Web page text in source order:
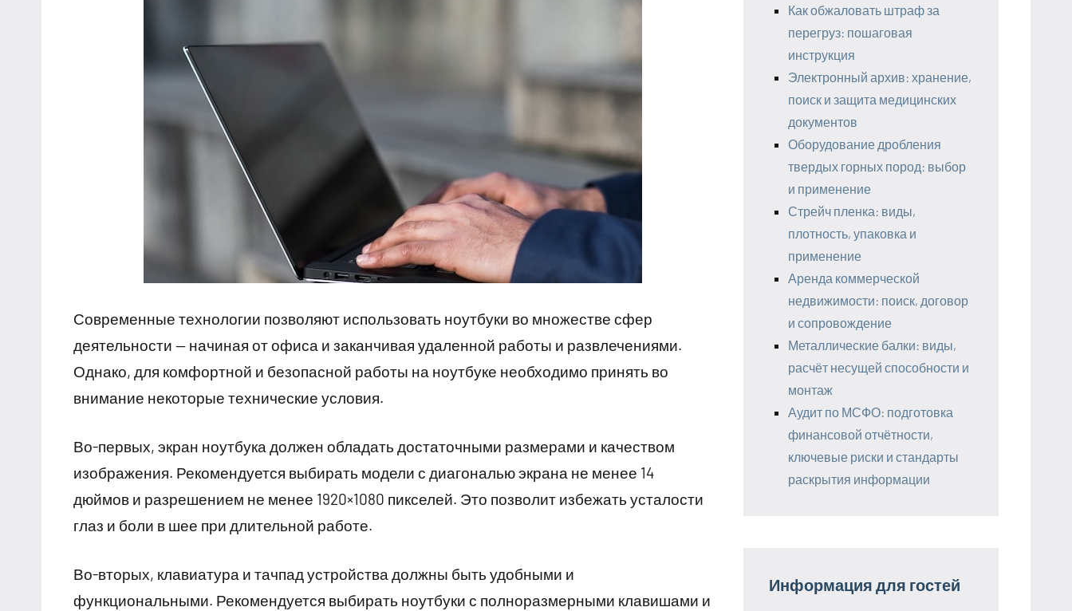
Современные технологии позволяют использовать ноутбуки во множестве сфер
деятельности — начиная от офиса и заканчивая удаленной работы и развлечениями.
Однако, для комфортной и безопасной работы на ноутбуке необходимо принять во
внимание некоторые технические условия.
Во-первых, экран ноутбука должен обладать достаточными размерами и качеством
изображения. Рекомендуется выбирать модели с диагональю экрана не менее 14
дюймов и разрешением не менее 1920×1080 пикселей. Это позволит избежать усталости
глаз и боли в шее при длительной работе.
Во-вторых, клавиатура и тачпад устройства должны быть удобными и
функциональными. Рекомендуется выбирать ноутбуки с полноразмерными клавишами и
Как обжаловать штраф за
перегруз: пошаговая
инструкция
Электронный архив: хранение,
поиск и защита медицинских
документов
Оборудование дробления
твердых горных пород: выбор
и применение
Стрейч пленка: виды,
плотность, упаковка и
применение
Аренда коммерческой
недвижимости: поиск, договор
и сопровождение
Металлические балки: виды,
расчёт несущей способности и
монтаж
Аудит по МСФО: подготовка
финансовой отчётности,
ключевые риски и стандарты
раскрытия информации
Информация для гостей